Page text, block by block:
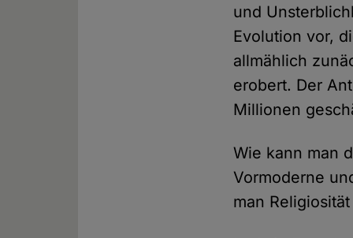
und
Evolution vor,
allmählich
erobert. Der
Millionen
Wie kann man
Vormoderne
man